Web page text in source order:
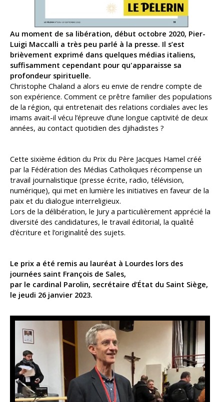
Au moment de sa libération, début octobre 2020, Pier-
Luigi Maccalli a très peu parlé à la presse. Il s’est
brièvement exprimé dans quelques médias italiens,
suffisamment cependant pour qu'apparaisse sa
profondeur spirituelle.
Christophe Chaland a alors eu envie de rendre compte de
son expérience. Comment ce prêtre familier des populations
de la région, qui entretenait des relations cordiales avec les
imams avait-il vécu l’épreuve d’une longue captivité de deux
années, au contact quotidien des djihadistes ?
Cette sixième édition du Prix du Père Jacques Hamel créé
par la Fédération des Médias Catholiques récompense un
travail journalistique (presse écrite, radio, télévision,
numérique), qui met en lumière les initiatives en faveur de la
paix et du dialogue interreligieux.
Lors de la délibération, le Jury a particulièrement apprécié la
diversité des candidatures, le travail éditorial, la qualité́
d’écriture et l’originalité́ des sujets.
Le prix a été remis au lauréat à Lourdes lors des
journées saint François de Sales,
par le cardinal Parolin, secrétaire d’État du Saint Siège,
le jeudi 26 janvier 2023.